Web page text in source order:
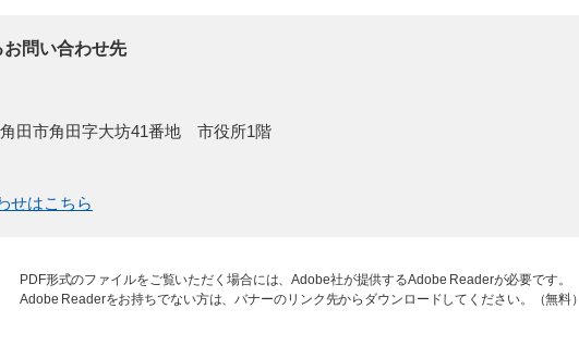
問い合わせ先
田市角田字大坊41番地 市役所1階
せはこちら
PDF形式のファイルをご覧いただく場合には、Adobe社が提供するAdobe Readerが必要です。
Adobe Readerをお持ちでない方は、バナーのリンク先からダウンロードしてください。（無料）